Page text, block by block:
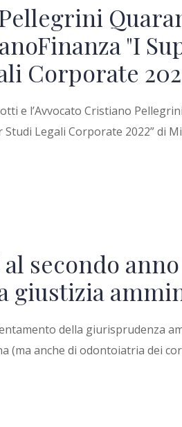
"I
Corporate
e l’Avvocato Cristiano
Studi Legali Corporate 2022” di
secondo
giustizia
della giurisprudenza
(ma anche di odontoiatria dei